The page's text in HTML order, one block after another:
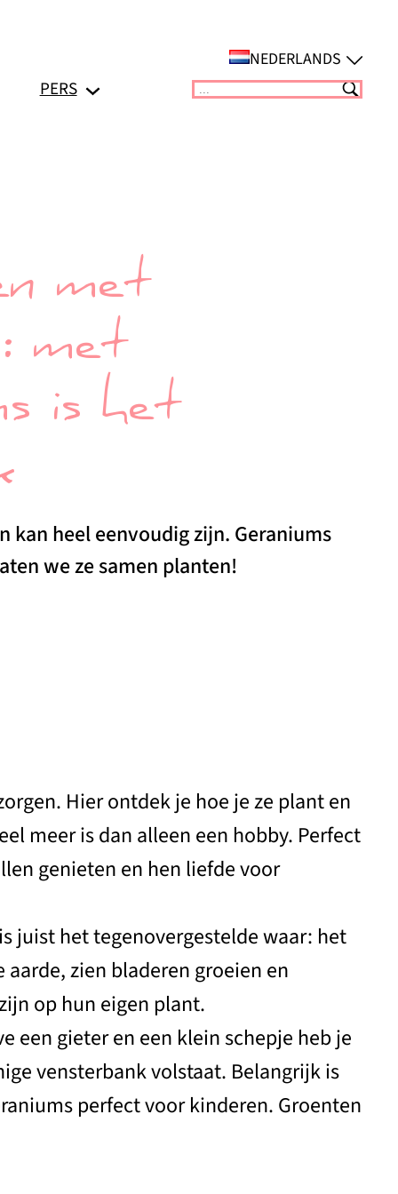
NEDERLANDS
PERS Suchen
met
met
is het
kan heel eenvoudig zijn. Geraniums
we ze samen planten!
Hier ontdek je hoe je ze plant en
meer is dan alleen een hobby. Perfect
genieten en hen liefde voor
juist het tegenovergestelde waar: het
zien bladeren groeien en
op hun eigen plant.
een gieter en een klein schepje heb je
vensterbank volstaat. Belangrijk is
perfect voor kinderen. Groenten